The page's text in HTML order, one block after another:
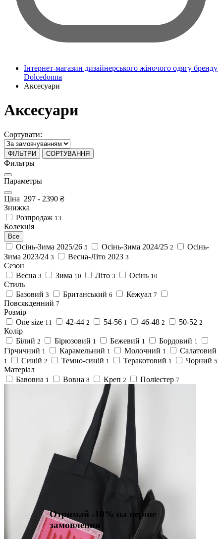
Інтернет-магазин дизайнерського жіночого одягу бренду
Dolcedonna
Аксесуари
Аксесуари
Сортувати:
ФІЛЬТРИ СОРТУВАННЯ
Фильтры
Параметры
Ціна 297 - 2390 ₴
Знижка
Розпродаж 13
Колекція
Все
Осінь-Зима 2025/26 5 Осінь-Зима 2024/25 2
Осінь-
Зима 2023/24 3 Весна-Літо 2023 3
Сезон
Весна 3 Зима 10 Літо 3 Осінь 10
Стиль
Базовий 3 Британський 6 Кежуал 7
Повсякденний 7
Розмір
One size 11 42-44 2 54-56 1 46-48 2 50-52 2
Колір
Білий 2 Бірюзовий 1 Бежевий 1 Бордовий 1
Гірчичний 1 Карамельний 1 Молочний 1 Салатовий
1 Синій 2 Темно-синій 1 Теракотовий 1 Чорний 5
Матеріал
Бавовна 1 Вовна 8 Креп 2 Поліестер 7
Отримай -10% на перше
замовлення